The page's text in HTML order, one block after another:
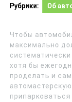
Рубрики: Об
Чтобы
максимально
хотя бы
проделать и